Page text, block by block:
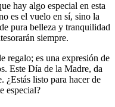
hay algo especial en esta
es el vuelo en sí, sino la
pura belleza y tranquilidad
siempre.
regalo; es una expresión de
Este Día de la Madre, da
¿Estás listo para hacer de
especial?